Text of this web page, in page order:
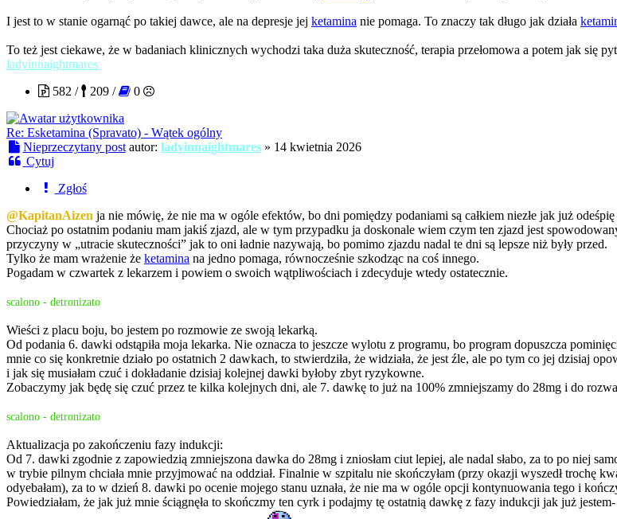
I jest to w stanie ogarnąć po takiej dawce, ale na depresje jej ketamina nie pomaga. To znaczy tak długo jak działa
To też jest ciekawe, że w badaniach klinicznych wychodzi taka duża skuteczność, terapia przełomowa a potem jak się
ladyinnaightmares
582 /
209 / 0
Re: Esketamina (Spravato) - Wątek ogólny
Nieprzeczytany post autor: ladyinnaightmares» 14 kwietnia 2026
Cytuj
Zgłoś
@KapitanAizen ja nie mówię, że nie ma w ogóle efektów, bo dni pomiędzy podaniami są całkiem niezłe jak już
Chociaż po ostatnim podaniu mam jakiś zjazd, ale w tym przypadku ja doskonale wiem czym ten zjazd jest
przyczyny w „utracie skuteczności” jak to oni ładnie nazywają, bo pomimo zjazdu nadal te dni są lepsze niż były przed.
Tylko że mam wrażenie że ketamina na jedno pomaga, równocześnie szkodząc na coś innego.
Pogadam w czwartek z lekarzem i powiem o swoich wątpliwościach i zdecyduje wtedy ostatecznie.
scalono - detronizato
Wieści z placu boju, bo jestem po rozmowie ze swoją lekarką.
Od podania 6. dawki odstąpiła moja lekarka. Nie oznacza to jeszcze wylotu z programu, bo program dopuszcza
mnie co się konkretnie działo po ostatnich 2 dawkach, to stwierdziła, że widziała, że jest źle, ale po tym co jej dzisiaj
i jak się musiałam czuć i dokładanie dzisiaj kolejnej dawki byłoby zbyt ryzykowne.
Zobaczymy jak będę się czuć przez te kilka kolejnych dni, ale 7. dawkę to już na 100% zmniejszamy do 28mg i do
scalono - detronizato
Aktualizacja po zakończeniu fazy indukcji:
Od 7. dawki zgodnie z zapowiedzią zmniejszona dawka do 28mg i zniosłam ciut lepiej, ale nadal słabo, za to po niej
w trybie pilnym chciała mnie przyjmować na oddział. Finalnie w szpitalu nie skończyłam (przy okazji wyszedł trochę
odyebałam), za to w dzień 8. dawki po ocenie mojego stanu uznała, że nie ma w ogóle opcji kontynuowania tego i
Powiedziałam, że jak już mnie ściągnęła to skończmy ten cyrk i podajmy tę ostatnią dawkę z fazy indukcji jak już